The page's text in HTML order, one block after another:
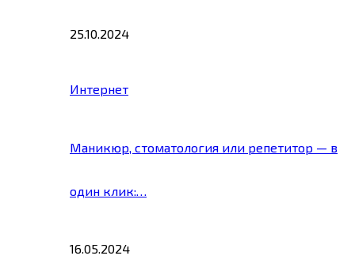
25.10.2024
Интернет
Маникюр, стоматология или репетитор — в
один клик:…
16.05.2024